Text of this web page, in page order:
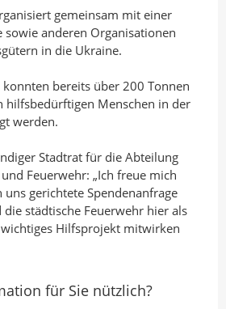
gemeinsam mit einer
anderen Organisationen
in die Ukraine.
konnten bereits über 200 Tonnen
hilfsbedürftigen Menschen in der
werden.
Stadtrat für die Abteilung
Feuerwehr: „Ich freue mich
gerichtete Spendenanfrage
städtische Feuerwehr hier als
Hilfsprojekt mitwirken
für Sie nützlich?